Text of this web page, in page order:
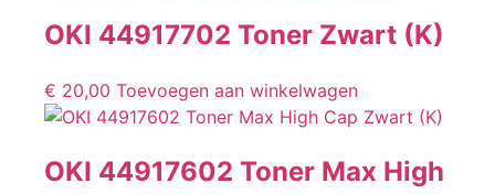
OKI 44917702 Toner Zwart (K)
€ 20,00 Toevoegen aan winkelwagen
OKI 44917602 Toner Max High